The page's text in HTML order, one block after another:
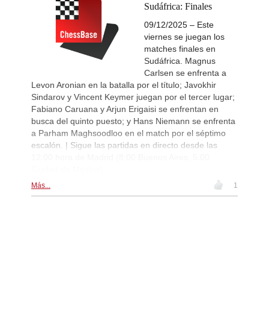
Sudáfrica: Finales
09/12/2025 – Este
viernes se juegan los
matches finales en
Sudáfrica. Magnus
Carlsen se enfrenta a
Levon Aronian en la batalla por el título; Javokhir
Sindarov y Vincent Keymer juegan por el tercer lugar;
Fabiano Caruana y Arjun Erigaisi se enfrentan en
busca del quinto puesto; y Hans Niemann se enfrenta
a Parham Maghsoodloo en el match por el séptimo
escalón. | Sigue las partidas en directo desde las
Más... 1